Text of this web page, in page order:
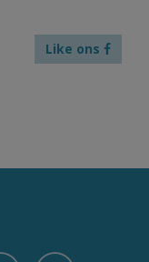
Like ons